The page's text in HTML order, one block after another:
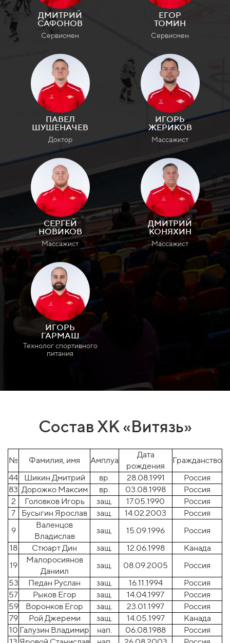
ДМИТРИЙ
САФОНОВ
Сервисмен
ЕГОР
ТОМИН
Сервисмен
ПАВЕЛ
ШУШЕНАЧЕВ
Доктор
ИГОРЬ
ЖЕРИКОВ
Массажист
СЕРГЕЙ
НОВИКОВ
Массажист
ДМИТРИЙ
КОНЯХИН
Массажист
ИГОРЬ
ГАРМАШ
Технолог спортивного
питания
Состав ХК «Витязь»
№ Фамилия, имя Амплуа
Дата
рождения
Гражданство
44
Шикин Дмитрий вр. 28.08.1991
Россия
83 Дорожко Максим вр. 03.08.1998
Россия
2
Головков Игорь защ. 17.05.1990
Россия
7
Бусыгин Ярослав защ. 14.02.2003
Россия
9
Валенцов
Владислав
защ. 15.09.1996
Россия
18
Стюарт Дин защ. 12.06.1998
Канада
19
Малоросиянов
Даниил
защ. 08.09.2005
Россия
53
Педан Руслан защ. 16.11.1994
Россия
57
Рыков Егор защ. 14.04.1997
Россия
59
Воронков Егор защ. 23.01.1997
Россия
79
Рой Джереми защ. 14.05.1997
Канада
10 Галузин Владимир нап. 06.08.1988
Россия